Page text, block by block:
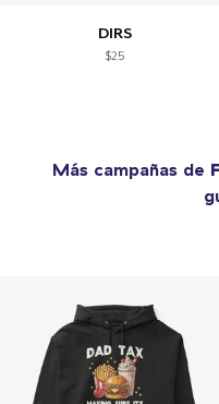
DIRS
$25
Más campañas de